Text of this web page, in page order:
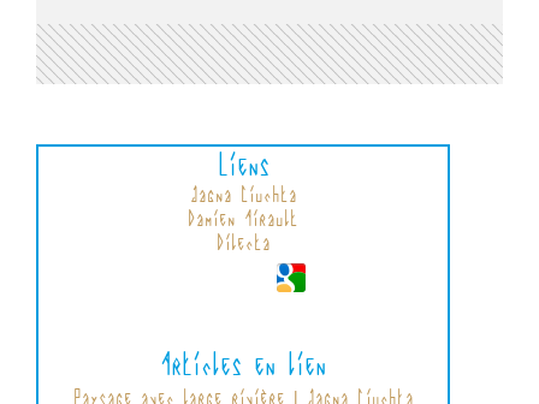
Liens
Jagna Ciuchta
Damien Airault
Dilecta
Articles en lien
Paysage avec large rivière | Jagna Ciuchta